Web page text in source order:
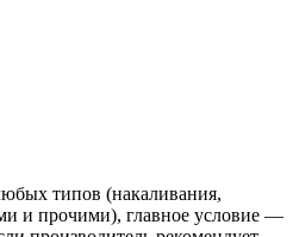
типов (накаливания,